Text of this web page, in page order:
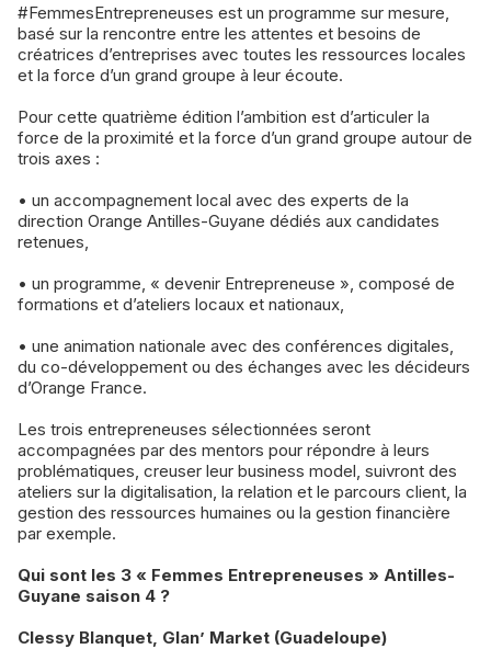
#FemmesEntrepreneuses est un programme sur mesure,
basé sur la rencontre entre les attentes et besoins de
créatrices d’entreprises avec toutes les ressources locales
et la force d’un grand groupe à leur écoute.
Pour cette quatrième édition l’ambition est d’articuler la
force de la proximité et la force d’un grand groupe autour de
trois axes :
• un accompagnement local avec des experts de la
direction Orange Antilles-Guyane dédiés aux candidates
retenues,
• un programme, « devenir Entrepreneuse », composé de
formations et d’ateliers locaux et nationaux,
• une animation nationale avec des conférences digitales,
du co-développement ou des échanges avec les décideurs
d’Orange France.
Les trois entrepreneuses sélectionnées seront
accompagnées par des mentors pour répondre à leurs
problématiques, creuser leur business model, suivront des
ateliers sur la digitalisation, la relation et le parcours client, la
gestion des ressources humaines ou la gestion financière
par exemple.
Qui sont les 3 « Femmes Entrepreneuses » Antilles-
Guyane saison 4 ?
Clessy Blanquet, Glan’ Market (Guadeloupe)